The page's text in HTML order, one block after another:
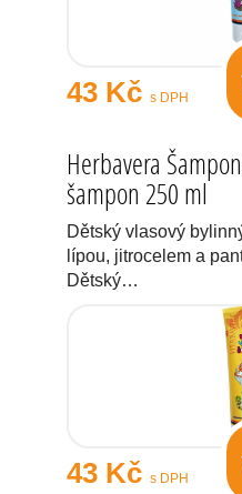
43 Kč s DPH
Herbavera
šampon 250 ml
Dětský vlasový
lípou, jitrocelem a
Dětský…
43 Kč s DPH